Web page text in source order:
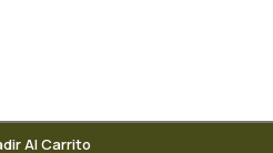
Al Carrito